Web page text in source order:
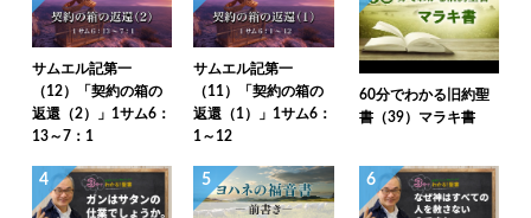
サムエル記第一
（12）「契約の箱の
返還（2）」1サム6：
13～7：1
サムエル記第一
（11）「契約の箱の
返還（1）」1サム6：
1～12
60分でわかる旧約聖
書（39）マラキ書
4 5 6